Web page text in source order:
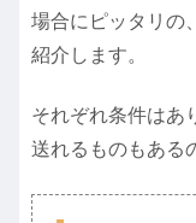
場合にピッタリの
紹介します。
それぞれ条件はあ
送れるものもある